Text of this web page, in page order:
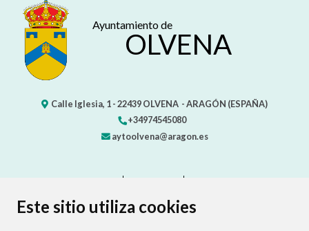
Este sitio utiliza cookies
Ayuntamiento de
OLVENA
Calle Iglesia, 1 -22439OLVENA - ARAGÓN (ESPAÑA)
+34974545080
aytoolvena@aragon.es
PROTECCIÓN DE DATOS
POLÍTICA DE COOKIES